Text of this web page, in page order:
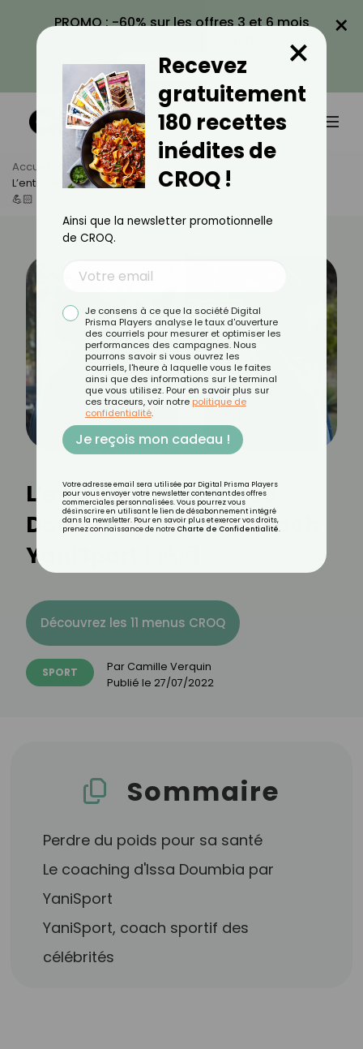
PROMO : -60% sur les offres 3 et 6 mois
VOIR LA PROMO
×
Accueil Actus
Sport
L’entraînement D’Issa Doumbia Par Notre Coach YaniSport !
💪🏻
L’entraînement d’Issa
Doumbia par notre coach
YaniSport ! 💪🏻
Découvrez les 11 menus CROQ
SPORT Par Camille Verquin
Publié le 27/07/2022
Sommaire
Perdre du poids pour sa santé
Le coaching d'Issa Doumbia par
YaniSport
YaniSport, coach sportif des
célébrités
Recevez
gratuitement
180 recettes
inédites de
CROQ !
×
Ainsi que la newsletter promotionnelle
de CROQ.
Je consens à ce que la société Digital
Prisma Players analyse le taux d'ouverture
des courriels pour mesurer et optimiser les
performances des campagnes. Nous
pourrons savoir si vous ouvrez les
courriels, l'heure à laquelle vous le faites
ainsi que des informations sur le terminal
que vous utilisez. Pour en savoir plus sur
ces traceurs, voir notre politique de
confidentialité.
Je reçois mon cadeau !
Votre adresse email sera utilisée par Digital Prisma Players
pour vous envoyer votre newsletter contenant des offres
commerciales personnalisées. Vous pourrez vous
désinscrire en utilisant le lien de désabonnement intégré
dans la newsletter. Pour en savoir plus et exercer vos droits,
prenez connaissance de notre Charte de Confidentialité.